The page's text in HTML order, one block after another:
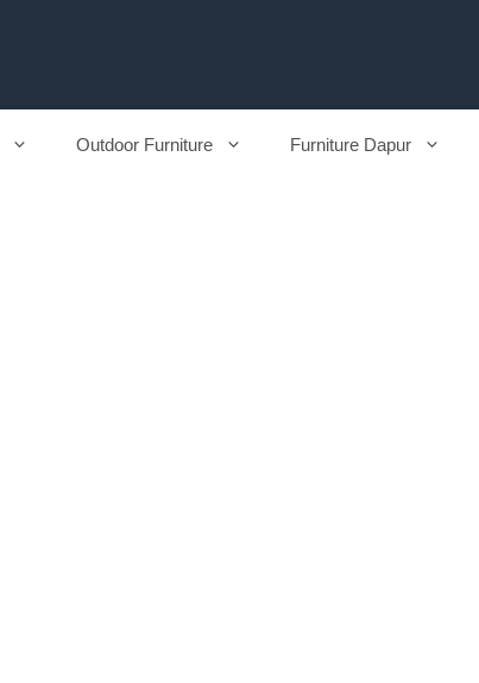
Outdoor Furniture Furniture Dapur